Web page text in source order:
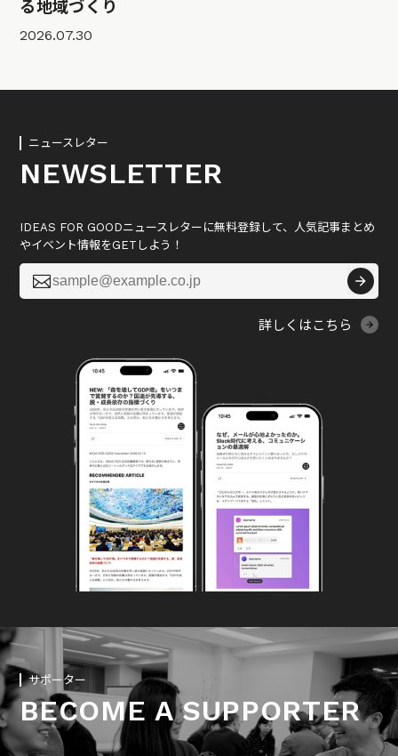
る地域づくり
2026.07.30
ニュースレター
NEWSLETTER
IDEAS FOR GOODニュースレターに無料登録して、人気記事まとめ
やイベント情報をGETしよう！

詳しくはこちら
サポーター
BECOME A SUPPORTER